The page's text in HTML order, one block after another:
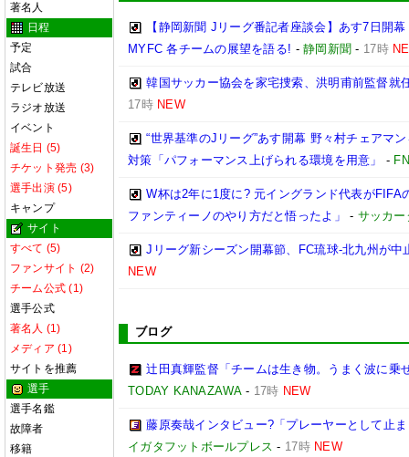
著名人
日程
予定
試合
テレビ放送
ラジオ放送
イベント
誕生日 (5)
チケット発売 (3)
選手出演 (5)
キャンプ
サイト
すべて (5)
ファンサイト (2)
チーム公式 (1)
選手公式
著名人 (1)
メディア (1)
サイトを推薦
選手
選手名鑑
故障者
移籍
【静岡新聞 Jリーグ番記者座談会】あす7日開
MYFC 各チームの展望を語る! -静岡新聞 - 17時
韓国サッカー協会を家宅捜索、洪明甫前監督就
17時 NEW
“世界基準のJリーグ”あす開幕 野々村チェアマ
対策「パフォーマンス上げられる環境を用意」
-
W杯は2年に1度に? 元イングランド代表が
ファンティーノのやり方だと悟ったよ」
- サッカ
Jリーグ新シーズン開幕節、FC琉球-北九州が中
NEW
ブログ
辻田真輝監督「チームは生き物。うまく波に乗
TODAY KANAZAWA- 17時 NEW
藤原奏哉インタビュー?「プレーヤーとして止
イガタフットボールプレス - 17時 NEW